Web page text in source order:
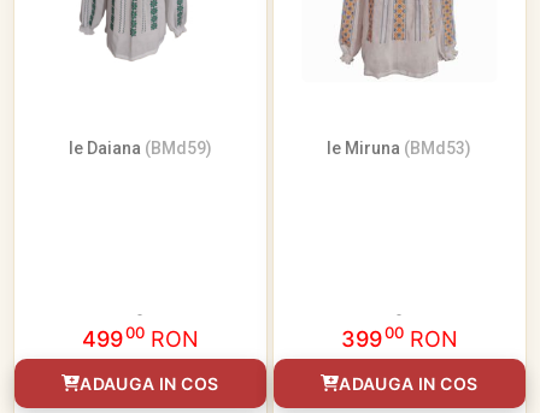
Ie Daiana (BMd59)
49900 RON
ADAUGA IN COS
Ie Miruna (BMd53)
39900 RON
ADAUGA IN COS